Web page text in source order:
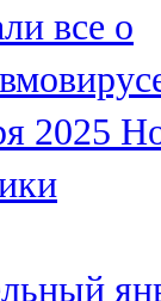
все о
2025